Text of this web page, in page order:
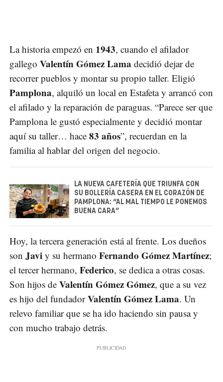
La historia empezó en 1943, cuando el afilador
gallego Valentín Gómez Lama decidió dejar de
recorrer pueblos y montar su propio taller. Eligió
Pamplona, alquiló un local en Estafeta y arrancó con
el afilado y la reparación de paraguas. “Parece ser que
Pamplona le gustó especialmente y decidió montar
aquí su taller… hace 83 años”, recuerdan en la
familia al hablar del origen del negocio.
LA NUEVA CAFETERÍA QUE TRIUNFA CON
SU BOLLERÍA CASERA EN EL CORAZÓN DE
PAMPLONA: “AL MAL TIEMPO LE PONEMOS
BUENA CARA”
Hoy, la tercera generación está al frente. Los dueños
son Javi y su hermano Fernando Gómez Martínez;
el tercer hermano, Federico, se dedica a otras cosas.
Son hijos de Valentín Gómez Gómez, que a su vez
es hijo del fundadorValentín Gómez Lama. Un
relevo familiar que se ha ido haciendo sin pausa y
con mucho trabajo detrás.